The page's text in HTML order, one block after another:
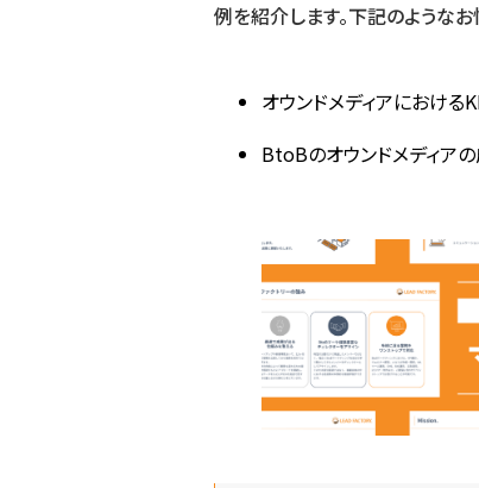
例を紹介します。下記のような
オウンドメディアにおけ
BtoBのオウンドメディア